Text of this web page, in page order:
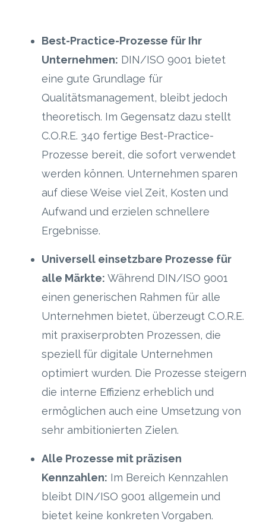
Best-Practice-Prozesse für Ihr
Unternehmen: DIN/ISO 9001 bietet
eine gute Grundlage für
Qualitätsmanagement, bleibt jedoch
theoretisch. Im Gegensatz dazu stellt
C.O.R.E. 340 fertige Best-Practice-
Prozesse bereit, die sofort verwendet
werden können. Unternehmen sparen
auf diese Weise viel Zeit, Kosten und
Aufwand und erzielen schnellere
Ergebnisse.
Universell einsetzbare Prozesse für
alle Märkte: Während DIN/ISO 9001
einen generischen Rahmen für alle
Unternehmen bietet, überzeugt C.O.R.E.
mit praxiserprobten Prozessen, die
speziell für digitale Unternehmen
optimiert wurden. Die Prozesse steigern
die interne Effizienz erheblich und
ermöglichen auch eine Umsetzung von
sehr ambitionierten Zielen.
Alle Prozesse mit präzisen
Kennzahlen: Im Bereich Kennzahlen
bleibt DIN/ISO 9001 allgemein und
bietet keine konkreten Vorgaben.